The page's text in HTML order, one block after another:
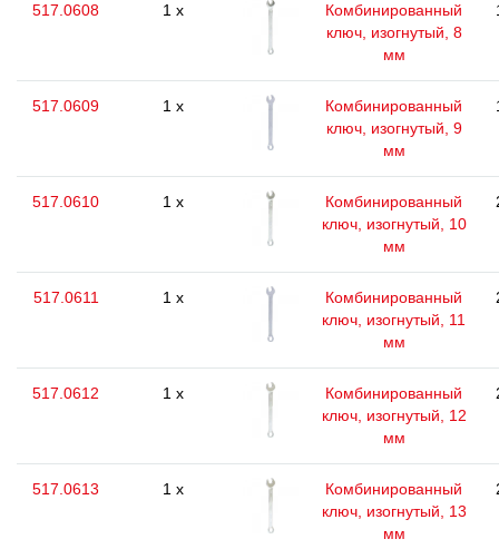
517.0608 1 x
Комбинированный
ключ, изогнутый, 8
мм
517.0609 1 x
Комбинированный
ключ, изогнутый, 9
мм
517.0610 1 x
Комбинированный
ключ, изогнутый, 10
мм
517.0611 1 x
Комбинированный
ключ, изогнутый, 11
мм
517.0612 1 x
Комбинированный
ключ, изогнутый, 12
мм
517.0613 1 x
Комбинированный
ключ, изогнутый, 13
мм